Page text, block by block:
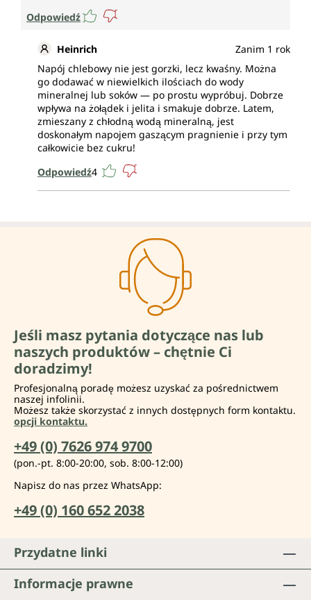
Odpowiedź
Heinrich
Zanim 1 rok
Napój chlebowy nie jest gorzki, lecz kwaśny. Można
go dodawać w niewielkich ilościach do wody
mineralnej lub soków — po prostu wypróbuj. Dobrze
wpływa na żołądek i jelita i smakuje dobrze. Latem,
zmieszany z chłodną wodą mineralną, jest
doskonałym napojem gaszącym pragnienie i przy tym
całkowicie bez cukru!
Odpowiedź4
Jeśli masz pytania dotyczące nas lub
naszych produktów – chętnie Ci
doradzimy!
Profesjonalną poradę możesz uzyskać za pośrednictwem
naszej infolinii.
Możesz także skorzystać z innych dostępnych form kontaktu.
opcji kontaktu.
+49 (0) 7626 974 9700
(pon.-pt. 8:00-20:00, sob. 8:00-12:00)
Napisz do nas przez WhatsApp:
+49 (0) 160 652 2038
Przydatne linki
Informacje prawne